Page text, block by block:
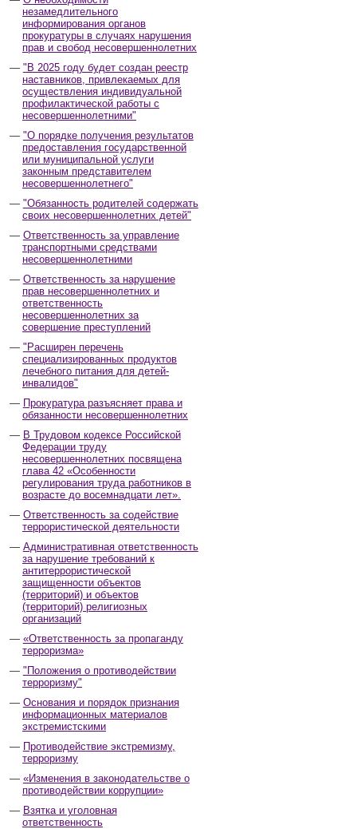
незамедлительного
информирования органов
прокуратуры в случаях нарушения
прав и свобод несовершеннолетних
"В 2025 году будет создан реестр
наставников, привлекаемых для
осуществления индивидуальной
профилактической работы с
несовершеннолетними"
"О порядке получения результатов
предоставления государственной
или муниципальной услуги
законным представителем
несовершеннолетнего"
"Обязанность родителей содержать
своих несовершеннолетних детей"
Ответственность за управление
транспортными средствами
несовершеннолетними
Ответственность за нарушение
прав несовершеннолетних и
ответственность
несовершеннолетних за
совершение преступлений
"Расширен перечень
специализированных продуктов
лечебного питания для детей-
инвалидов"
Прокуратура разъясняет права и
обязанности несовершеннолетних
В Трудовом кодексе Российской
Федерации труду
несовершеннолетних посвящена
глава 42 «Особенности
регулирования труда работников в
возрасте до восемнадцати лет».
Ответственность за содействие
террористической деятельности
Административная ответственность
за нарушение требований к
антитеррористической
защищенности объектов
(территорий) и объектов
(территорий) религиозных
организаций
«Ответственность за пропаганду
терроризма»
"Положения о противодействии
терроризму"
Основания и порядок признания
информационных материалов
экстремистскими
Противодействие экстремизму,
терроризму
«Изменения в законодательстве о
противодействии коррупции»
Взятка и уголовная
ответственность